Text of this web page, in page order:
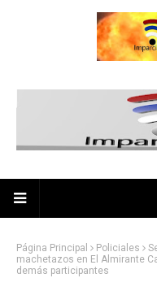
Página Principal Policiales
machetazos en El Almirante
demás participantes